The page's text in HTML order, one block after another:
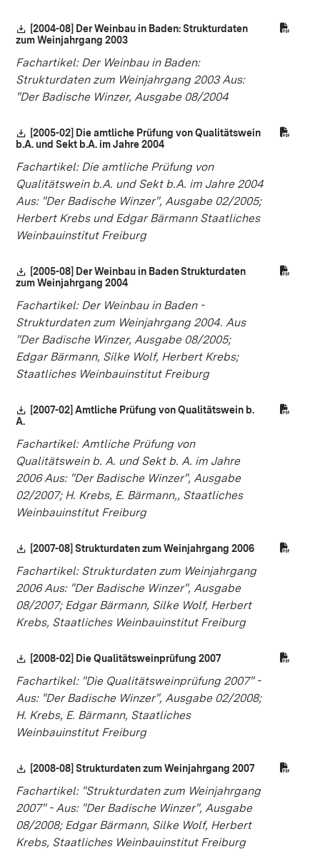
Download:
[2004-08] Der Weinbau in Baden: Strukturdaten
zum Weinjahrgang 2003
Fachartikel: Der Weinbau in Baden:
Strukturdaten zum Weinjahrgang 2003 Aus:
"Der Badische Winzer, Ausgabe 08/2004
Download:
[2005-02] Die amtliche Prüfung von Qualitätswein
b.A. und Sekt b.A. im Jahre 2004
Fachartikel: Die amtliche Prüfung von
Qualitätswein b.A. und Sekt b.A. im Jahre 2004
Aus: "Der Badische Winzer", Ausgabe 02/2005;
Herbert Krebs und Edgar Bärmann Staatliches
Weinbauinstitut Freiburg
Download:
[2005-08] Der Weinbau in Baden Strukturdaten
zum Weinjahrgang 2004
Fachartikel: Der Weinbau in Baden -
Strukturdaten zum Weinjahrgang 2004. Aus
"Der Badische Winzer, Ausgabe 08/2005;
Edgar Bärmann, Silke Wolf, Herbert Krebs;
Staatliches Weinbauinstitut Freiburg
Download:
[2007-02] Amtliche Prüfung von Qualitätswein b.
A.
Fachartikel: Amtliche Prüfung von
Qualitätswein b. A. und Sekt b. A. im Jahre
2006 Aus: "Der Badische Winzer", Ausgabe
02/2007; H. Krebs, E. Bärmann,, Staatliches
Weinbauinstitut Freiburg
Download:
[2007-08] Strukturdaten zum Weinjahrgang 2006(Öffnet in
Fachartikel: Strukturdaten zum Weinjahrgang
2006 Aus: "Der Badische Winzer", Ausgabe
08/2007; Edgar Bärmann, Silke Wolf, Herbert
Krebs, Staatliches Weinbauinstitut Freiburg
Download:
[2008-02] Die Qualitätsweinprüfung 2007(Öffnet in neuem
Fachartikel: "Die Qualitätsweinprüfung 2007" -
Aus: "Der Badische Winzer", Ausgabe 02/2008;
H. Krebs, E. Bärmann, Staatliches
Weinbauinstitut Freiburg
Download:
[2008-08] Strukturdaten zum Weinjahrgang 2007(Öffnet in
Fachartikel: "Strukturdaten zum Weinjahrgang
2007" - Aus: "Der Badische Winzer", Ausgabe
08/2008; Edgar Bärmann, Silke Wolf, Herbert
Krebs, Staatliches Weinbauinstitut Freiburg